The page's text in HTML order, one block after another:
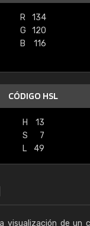
R
134
G
120
B
116
CÓDIGO HSL
H
13
S
7
L
49
visualización de